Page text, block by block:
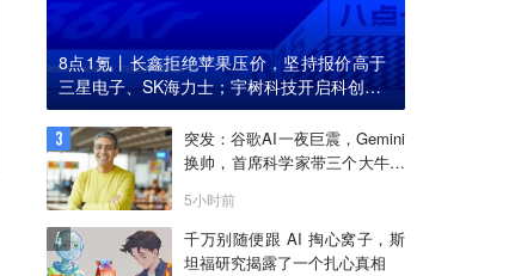
8点1氪丨长鑫拒绝苹果压价，坚持报价高于
三星电子、SK海力士；宇树科技开启科创板I
PO初步询价；韩国宣布进入“国家灾难状态”
突发：谷歌AI一夜巨震，Gemini
换帅，首席科学家带三个大牛出
5小时前
千万别随便跟 AI 掏心窝子，斯
坦福研究揭露了一个扎心真相